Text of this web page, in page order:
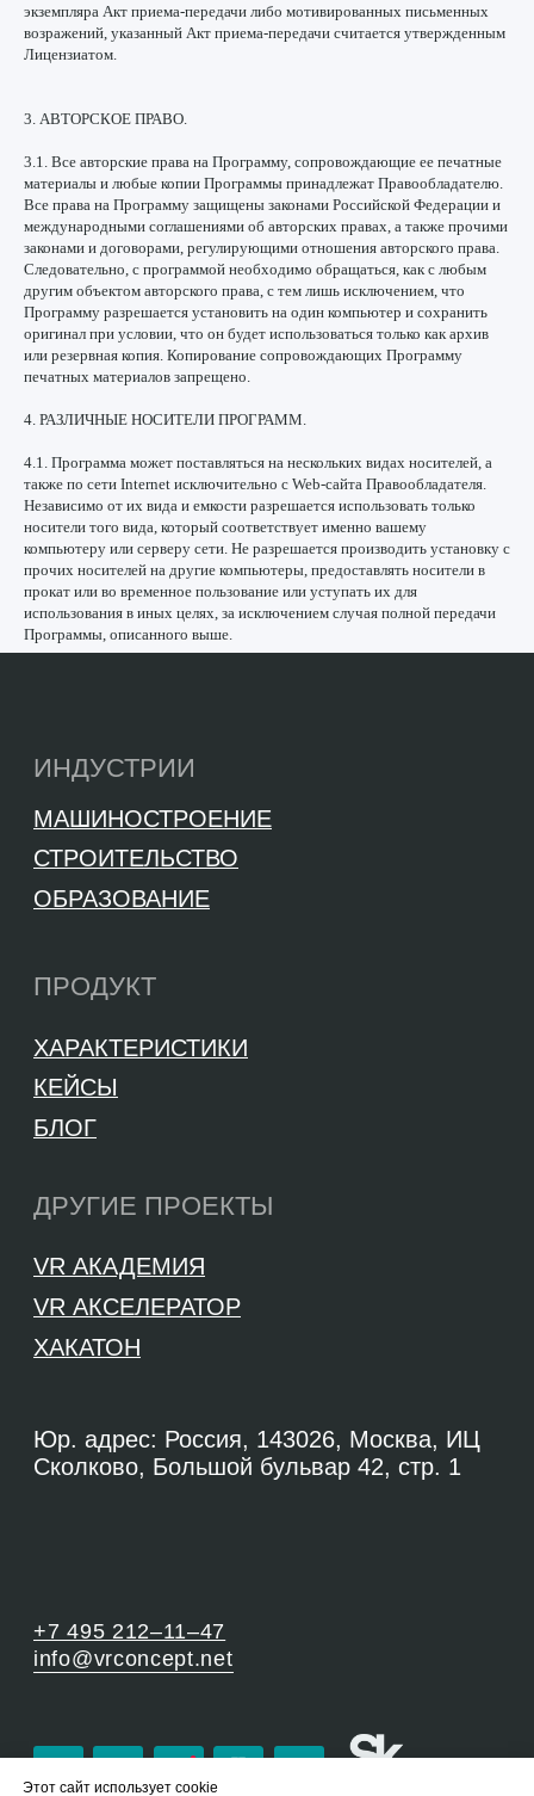
экземпляра Акт приема-передачи либо мотивированных письменных
возражений, указанный Акт приема-передачи считается утвержденным
Лицензиатом.
3. АВТОРСКОЕ ПРАВО.
3.1. Все авторские права на Программу, сопровождающие ее печатные
материалы и любые копии Программы принадлежат Правообладателю.
Все права на Программу защищены законами Российской Федерации и
международными соглашениями об авторских правах, а также прочими
законами и договорами, регулирующими отношения авторского права.
Следовательно, с программой необходимо обращаться, как с любым
другим объектом авторского права, с тем лишь исключением, что
Программу разрешается установить на один компьютер и сохранить
оригинал при условии, что он будет использоваться только как архив
или резервная копия. Копирование сопровождающих Программу
печатных материалов запрещено.
4. РАЗЛИЧНЫЕ НОСИТЕЛИ ПРОГРАММ.
4.1. Программа может поставляться на нескольких видах носителей, а
также по сети Internet исключительно с Web-сайта Правообладателя.
Независимо от их вида и емкости разрешается использовать только
носители того вида, который соответствует именно вашему
компьютеру или серверу сети. Не разрешается производить установку с
прочих носителей на другие компьютеры, предоставлять носители в
прокат или во временное пользование или уступать их для
использования в иных целях, за исключением случая полной передачи
Программы, описанного выше.
ИНДУСТРИИ
МАШИНОСТРОЕНИЕ
СТРОИТЕЛЬСТВО
ОБРАЗОВАНИЕ
© VR Concept, 2026. Все права защищены
Согласие на получение рекламных и
ДРУГИЕ ПРОЕКТЫ
VR АКАДЕМИЯ
ПРОДУКТ
ХАРАКТЕРИСТИКИ
КЕЙСЫ
БЛОГ
+7 495 212–11–47
Юр. адрес: Россия, 143026, Москва, ИЦ
Этот сайт использует cookie